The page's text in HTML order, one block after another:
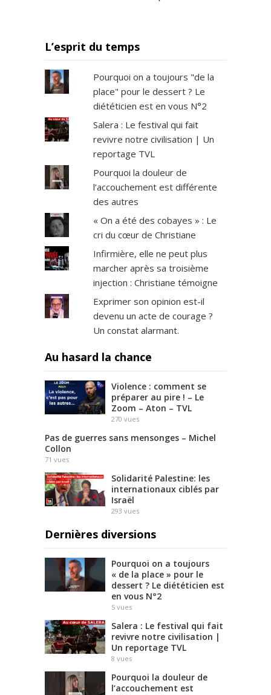
L’esprit du temps
Pourquoi on a toujours "de la
place" pour le dessert ? Le
diététicien est en vous N°2
Salera : Le festival qui fait
revivre notre civilisation | Un
reportage TVL
Pourquoi la douleur de
l’accouchement est différente
des autres
« On a été des cobayes » : Le
cri du cœur de Christiane
Infirmière, elle ne peut plus
marcher après sa troisième
injection : Christiane témoigne
Exprimer son opinion est-il
devenu un acte de courage ?
Un constat alarmant.
Au hasard la chance
Violence : comment se
préparer au pire ! – Le
Zoom – Aton – TVL
270 vues
Pas de guerres sans mensonges – Michel
Collon
71 vues
Solidarité Palestine: les
internationaux ciblés par
Israël
293 vues
Dernières diversions
Pourquoi on a toujours
« de la place » pour le
dessert ? Le diététicien est
en vous N°2
5 vues
Salera : Le festival qui fait
revivre notre civilisation |
Un reportage TVL
8 vues
Pourquoi la douleur de
l’accouchement est